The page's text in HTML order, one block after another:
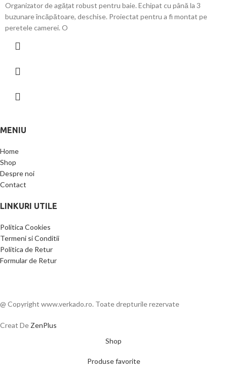
Organizator de agățat robust pentru baie. Echipat cu până la 3
buzunare încăpătoare, deschise. Proiectat pentru a fi montat pe
peretele camerei. O
MENIU
Home
Shop
Despre noi
Contact
LINKURI UTILE
Politica Cookies
Termeni si Conditii
Politica de Retur
Formular de Retur
@ Copyright www.verkado.ro. Toate drepturile rezervate
Creat De ZenPlus
Shop
Produse favorite